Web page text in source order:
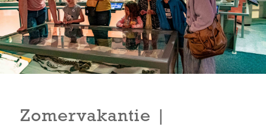
Zomervakantie |